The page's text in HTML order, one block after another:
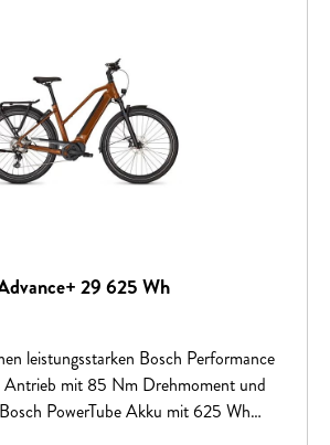
29 625 Wh
leistungsstarken Bosch Performance
Antrieb mit 85 Nm Drehmoment und
PowerTube Akku mit 625 Wh